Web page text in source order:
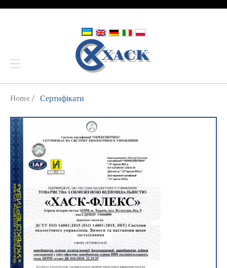
You are here
Home Сертифікати